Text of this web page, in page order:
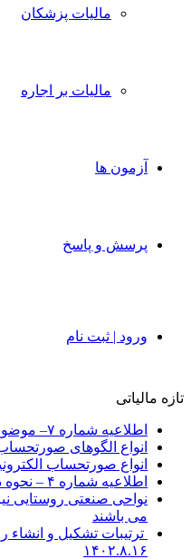
مالیات پزشکان
مالیات بر اجاره
آزمون ها
پرسش و پاسخ
ورود | ثبت نام
تازه مالیاتی
اطلاعیه شماره ۷– موضوع صورتحساب الکترونیکی
انواع الگوهای
انواع صورتحساب
اطلاعیه شماره ۴ – نحوه دریافت شناسه کالا و خدمات
می باشند
ترتیبات تشکیل و انشاء
۱۴۰۲.۸.۱۶